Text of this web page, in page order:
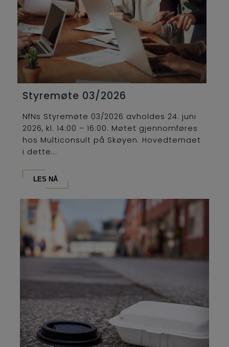
Styremøte 03/2026
NfNs Styremøte 03/2026 avholdes 24. juni
2026, kl. 14:00 – 16:00. Møtet gjennomføres
hos Multiconsult på Skøyen. Hovedtemaet
i dette...
LES NÅ